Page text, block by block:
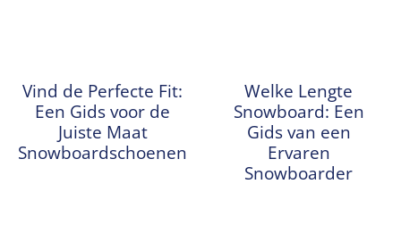
Vind de Perfecte Fit:
Een Gids voor de
Juiste Maat
Snowboardschoenen
Welke Lengte
Snowboard: Een
Gids van een
Ervaren
Snowboarder